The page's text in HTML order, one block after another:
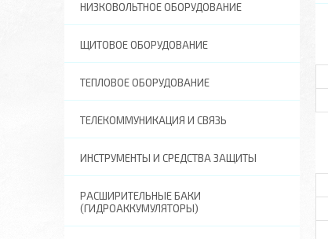
НИЗКОВОЛЬТНОЕ ОБОРУДОВАНИЕ
ЩИТОВОЕ ОБОРУДОВАНИЕ
ТЕПЛОВОЕ ОБОРУДОВАНИЕ
ТЕЛЕКОММУНИКАЦИЯ И СВЯЗЬ
ИНСТРУМЕНТЫ И СРЕДСТВА ЗАЩИТЫ
РАСШИРИТЕЛЬНЫЕ БАКИ
(ГИДРОАККУМУЛЯТОРЫ)